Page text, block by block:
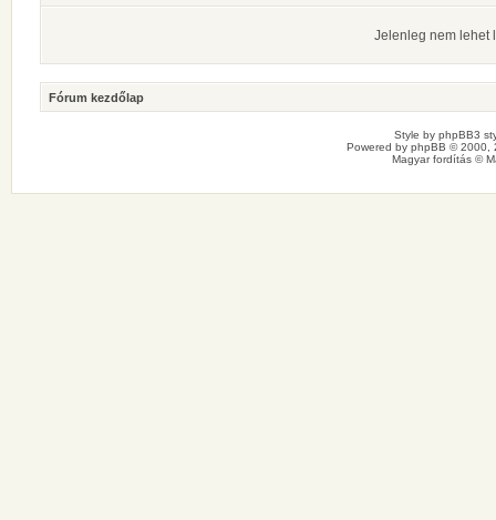
Jelenleg nem lehet
Fórum kezdőlap
Style by phpBB3
Powered by phpBB © 2000,
Magyar fordítás ©